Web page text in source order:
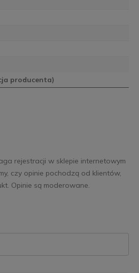
producenta)
rejestracji w sklepie internetowym
czy opinie pochodzą od klientów,
Opinie są moderowane.